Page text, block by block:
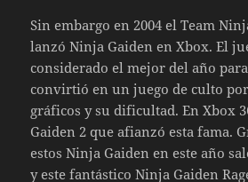
Sin embargo en 2004 el Team
lanzó Ninja Gaiden en Xbox. El
considerado el mejor del año
convirtió en un juego de culto
gráficos y su dificultad. En Xbox
Gaiden 2 que afianzó esta fama.
estos Ninja Gaiden en este año
y este fantástico Ninja Gaiden